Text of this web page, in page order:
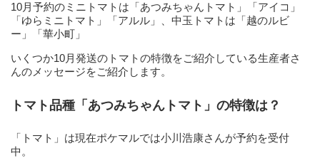
10月予約のミニトマトは「あつみちゃんトマト」「アイコ」
「ゆらミニトマト」「アルル」、中玉トマトは「越のルビ
ー」「華小町」
いくつか10月発送のトマトの特徴をご紹介している生産者さ
んのメッセージをご紹介します。
トマト品種「あつみちゃんトマト」の特徴は？
「トマト」は現在ポケマルでは小川浩康さんが予約を受付
中。